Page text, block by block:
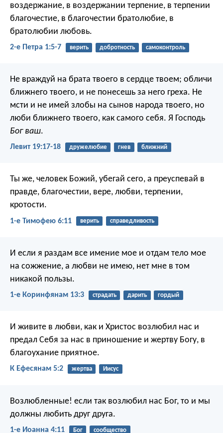
воздержание, в воздержании терпение, в терпении
благочестие, в благочестии братолюбие, в
братолюбии любовь.
2-е Петра 1:5-7 верить добротность самоконтроль
Не враждуй на брата твоего в сердце твоем; обличи
ближнего твоего, и не понесешь за него греха. Не
мсти и не имей злобы на сынов народа твоего, но
люби ближнего твоего, как самого себя. Я Господь
Бог ваш.
Левит 19:17-18 дружелюбие гнев ближний
Ты же, человек Божий, убегай сего, а преуспевай в
правде, благочестии, вере, любви, терпении,
кротости.
1-е Тимофею 6:11 верить справедливость
И если я раздам все имение мое и отдам тело мое
на сожжение, а любви не имею, нет мне в том
никакой пользы.
1-е Коринфянам 13:3 страдать дарить гордый
И живите в любви, как и Христос возлюбил нас и
предал Себя за нас в приношение и жертву Богу, в
благоухание приятное.
К Ефесянам 5:2 жертва Иисус
Возлюбленные! если так возлюбил нас Бог, то и мы
должны любить друг друга.
1-е Иоанна 4:11 Бог сообщество